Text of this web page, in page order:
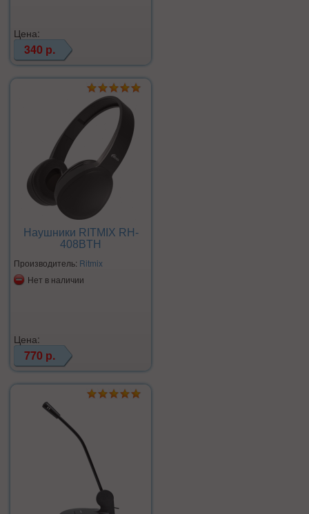
Цена:
340 р.
Наушники RITMIX RH-
408BTH
Производитель: Ritmix
Нет в наличии
Цена:
770 р.